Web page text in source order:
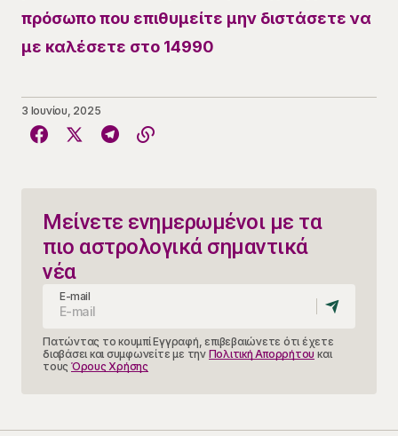
πρόσωπο που επιθυμείτε μην διστάσετε να
με καλέσετε στο 14990
3 Ιουνίου, 2025
Μείνετε ενημερωμένοι με τα
πιο αστρολογικά σημαντικά
νέα
E-mail
Πατώντας το κουμπί Εγγραφή, επιβεβαιώνετε ότι έχετε
διαβάσει και συμφωνείτε με την Πολιτική Απορρήτου και
τους Όρους Χρήσης